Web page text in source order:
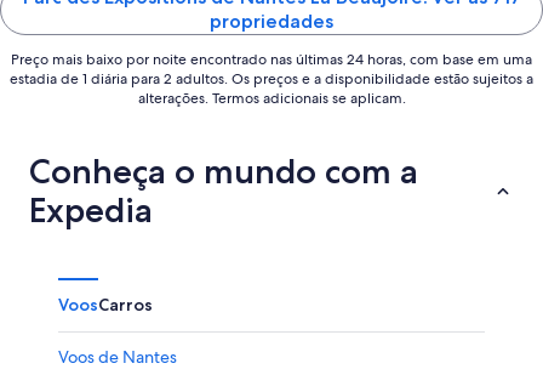
propriedades
Preço mais baixo por noite encontrado nas últimas 24 horas, com base em uma
estadia de 1 diária para 2 adultos. Os preços e a disponibilidade estão sujeitos a
alterações. Termos adicionais se aplicam.
Conheça o mundo com a
Expedia
VoosCarros
Voos de Nantes